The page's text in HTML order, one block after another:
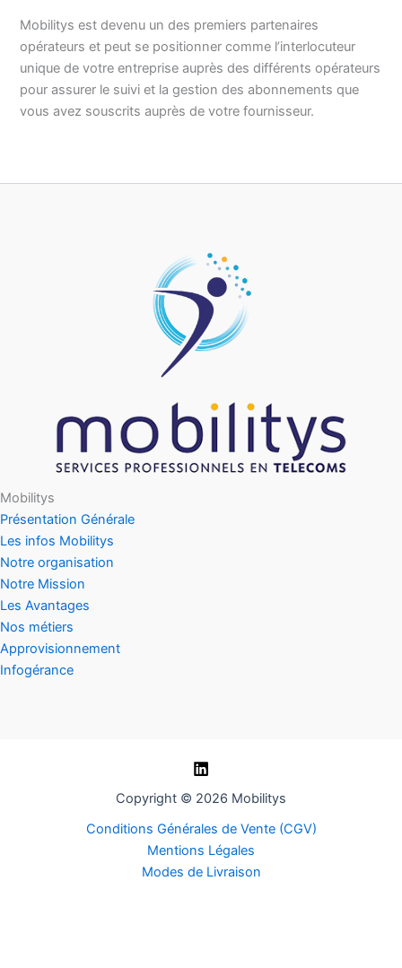
Mobilitys est devenu un des premiers partenaires
opérateurs et peut se positionner comme l’interlocuteur
unique de votre entreprise auprès des différents opérateurs
pour assurer le suivi et la gestion des abonnements que
vous avez souscrits auprès de votre fournisseur.
Mobilitys
Présentation Générale
Les infos Mobilitys
Notre organisation
Notre Mission
Les Avantages
Nos métiers
Approvisionnement
Infogérance
Copyright © 2026 Mobilitys
Conditions Générales de Vente (CGV)
Mentions Légales
Modes de Livraison